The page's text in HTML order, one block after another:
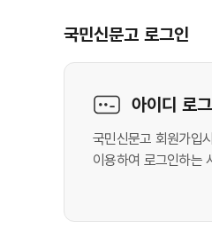
국민신문고 로그인
아이디 로
국민신문고 회원가입
이용하여 로그인하는